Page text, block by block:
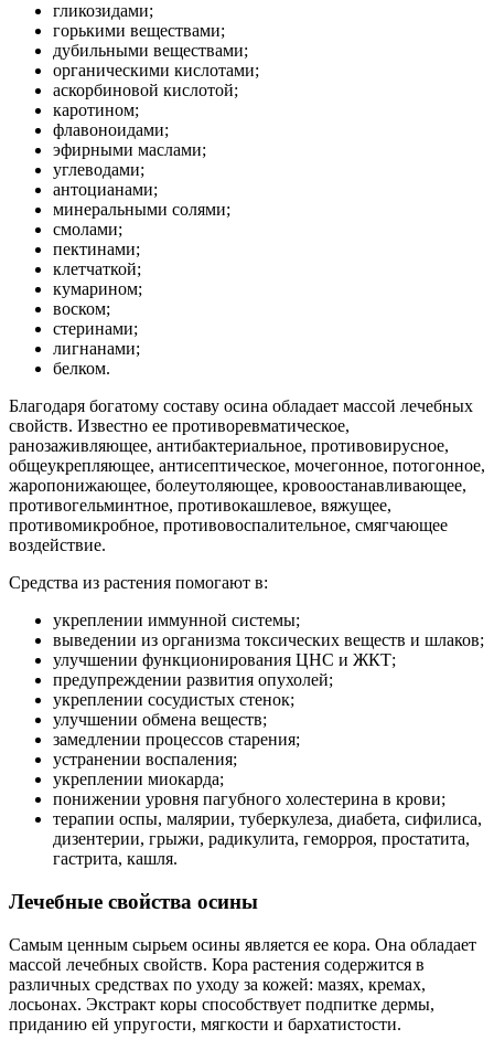
гликозидами;
горькими веществами;
дубильными веществами;
органическими кислотами;
аскорбиновой кислотой;
каротином;
флавоноидами;
эфирными маслами;
углеводами;
антоцианами;
минеральными солями;
смолами;
пектинами;
клетчаткой;
кумарином;
воском;
стеринами;
лигнанами;
белком.
Благодаря богатому составу осина обладает массой лечебных
свойств. Известно ее противоревматическое,
ранозаживляющее, антибактериальное, противовирусное,
общеукрепляющее, антисептическое, мочегонное, потогонное,
жаропонижающее, болеутоляющее, кровоостанавливающее,
противогельминтное, противокашлевое, вяжущее,
противомикробное, противовоспалительное, смягчающее
воздействие.
Средства из растения помогают в:
укреплении иммунной системы;
выведении из организма токсических веществ и шлаков;
улучшении функционирования ЦНС и ЖКТ;
предупреждении развития опухолей;
укреплении сосудистых стенок;
улучшении обмена веществ;
замедлении процессов старения;
устранении воспаления;
укреплении миокарда;
понижении уровня пагубного холестерина в крови;
терапии оспы, малярии, туберкулеза, диабета, сифилиса,
дизентерии, грыжи, радикулита, геморроя, простатита,
гастрита, кашля.
Лечебные свойства осины
Самым ценным сырьем осины является ее кора. Она обладает
массой лечебных свойств. Кора растения содержится в
различных средствах по уходу за кожей: мазях, кремах,
лосьонах. Экстракт коры способствует подпитке дермы,
приданию ей упругости, мягкости и бархатистости.